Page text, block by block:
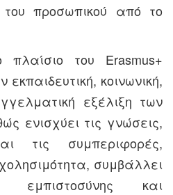
προσωπικού από το
πλαίσιο του Erasmus+
εκπαιδευτική, κοινωνική,
εξέλιξη των
ενισχύει τις γνώσεις,
τις συμπεριφορές,
συμβάλλει
εμπιστοσύνης και